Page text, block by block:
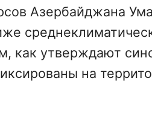
Азербайджана
как утверждают
на